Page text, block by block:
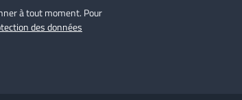
à tout moment. Pour
des données